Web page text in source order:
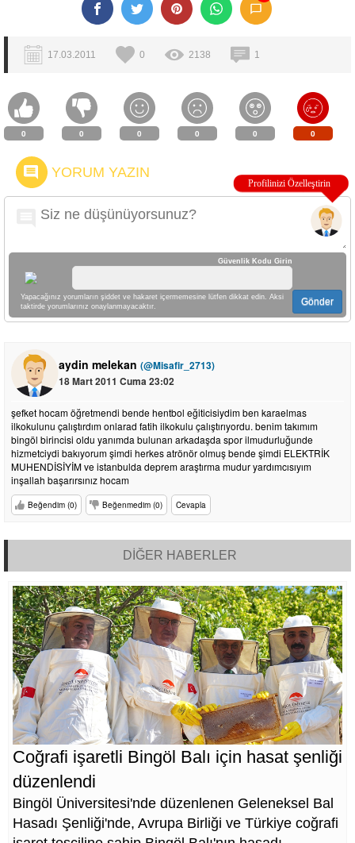
17.03.2011 0 2138 1
0 0 0 0 0 0
YORUM YAZIN
Güvenlik Kodu Girin
Yapacağınız yorumların şiddet ve hakaret içermemesine lütfen dikkat edin. Aksi
taktirde yorumlarınız onaylanmayacaktır.
Gönder
aydin melekan (@Misafir_2713)
18 Mart 2011 Cuma 23:02
şefket hocam öğretmendi bende hentbol eğiticisiydim ben karaelmas
ilkokulunu çalıştırdım onlarad fatih ilkokulu çalıştırıyordu. benim takımım
bingöl birincisi oldu yanımda bulunan arkadaşda spor ilmudurluğunde
hizmetciydi bakıyorum şimdi herkes atrönör olmuş bende şimdi ELEKTRİK
MUHENDİSİYİM ve istanbulda deprem araştırma mudur yardımcısıyım
inşallah başarırsınız hocam
Beğendim (0) Beğenmedim (0) Cevapla
DİĞER HABERLER
Coğrafi işaretli Bingöl Balı için hasat şenliği
düzenlendi
Bingöl Üniversitesi'nde düzenlenen Geleneksel Bal
Hasadı Şenliği'nde, Avrupa Birliği ve Türkiye coğrafi